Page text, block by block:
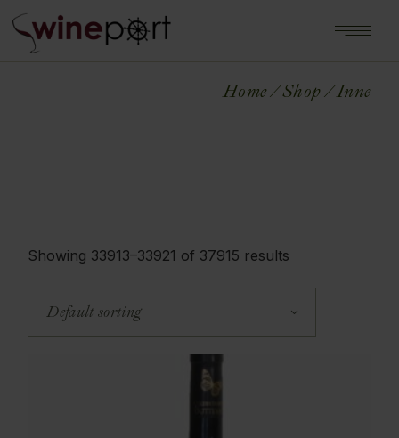
Home Shop Inne
Showing 33913–33921 of 37915 results
Default sorting